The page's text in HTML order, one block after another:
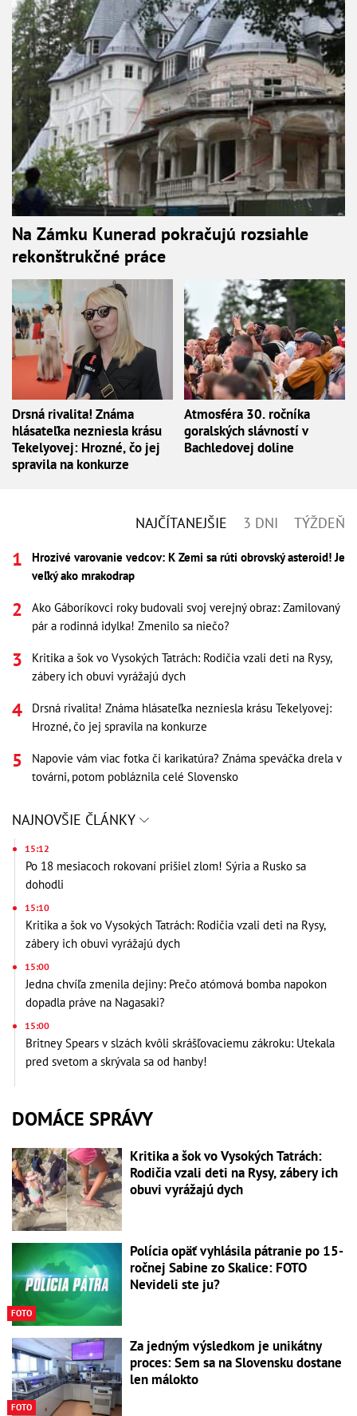
Na Zámku Kunerad pokračujú rozsiahle
rekonštrukčné práce
Drsná rivalita! Známa
hlásateľka nezniesla krásu
Tekelyovej: Hrozné, čo jej
spravila na konkurze
Atmosféra 30. ročníka
goralských slávností v
Bachledovej doline
NAJČÍTANEJŠIE 3 DNI TÝŽDEŇ
Hrozivé varovanie vedcov: K Zemi sa rúti obrovský asteroid! Je
veľký ako mrakodrap
Ako Gáboríkovci roky budovali svoj verejný obraz: Zamilovaný
pár a rodinná idylka! Zmenilo sa niečo?
Kritika a šok vo Vysokých Tatrách: Rodičia vzali deti na Rysy,
zábery ich obuvi vyrážajú dych
Drsná rivalita! Známa hlásateľka nezniesla krásu Tekelyovej:
Hrozné, čo jej spravila na konkurze
Napovie vám viac fotka či karikatúra? Známa speváčka drela v
továrni, potom pobláznila celé Slovensko
NAJNOVŠIE ČLÁNKY
15:12
Po 18 mesiacoch rokovaní prišiel zlom! Sýria a Rusko sa
dohodli
15:10
Kritika a šok vo Vysokých Tatrách: Rodičia vzali deti na Rysy,
zábery ich obuvi vyrážajú dych
15:00
Jedna chvíľa zmenila dejiny: Prečo atómová bomba napokon
dopadla práve na Nagasaki?
15:00
Britney Spears v slzách kvôli skrášľovaciemu zákroku: Utekala
pred svetom a skrývala sa od hanby!
DOMÁCE SPRÁVY
Kritika a šok vo Vysokých Tatrách:
Rodičia vzali deti na Rysy, zábery ich
obuvi vyrážajú dych
FOTO
Polícia opäť vyhlásila pátranie po 15-
ročnej Sabine zo Skalice: FOTO
Nevideli ste ju?
FOTO
Za jedným výsledkom je unikátny
proces: Sem sa na Slovensku dostane
len málokto